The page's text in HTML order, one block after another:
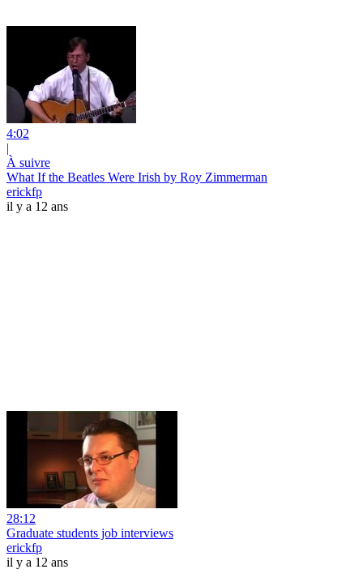
4:02
|
À suivre
What If the Beatles Were Irish by Roy Zimmerman
erickfp
il y a 12 ans
28:12
Graduate students job interviews
erickfp
il y a 12 ans